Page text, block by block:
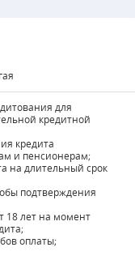
для
кредитной
кредита
и пенсионерам;
на длительный срок
подтверждения
18 лет на момент
оплаты;